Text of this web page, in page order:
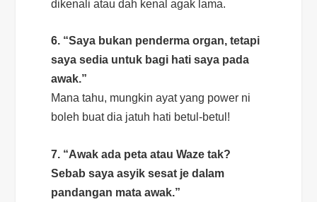
dikenali atau dah kenal agak lama.
6. “Saya bukan penderma organ, tetapi
saya sedia untuk bagi hati saya pada
awak.”
Mana tahu, mungkin ayat yang power ni
boleh buat dia jatuh hati betul-betul!
7. “Awak ada peta atau Waze tak?
Sebab saya asyik sesat je dalam
pandangan mata awak.”